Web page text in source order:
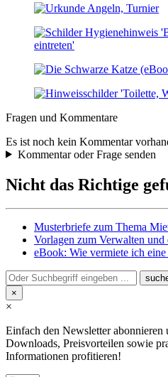
Fragen und Kommentare
Es ist noch kein Kommentar
Kommentar oder Frage senden
Nicht das Richtige
Musterbriefe zum Thema
Vorlagen zum Verwalten
eBook: Wie vermiete ich
×
×
Einfach den Newsletter abonnieren
Downloads, Preisvorteilen sowie
Informationen profitieren!